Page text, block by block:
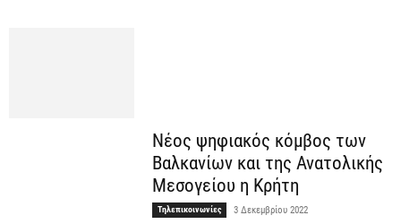
Νέος ψηφιακός κόμβος των
Βαλκανίων και της Ανατολικής
Μεσογείου η Κρήτη
Τηλεπικοινωνίες 3 Δεκεμβρίου 2022